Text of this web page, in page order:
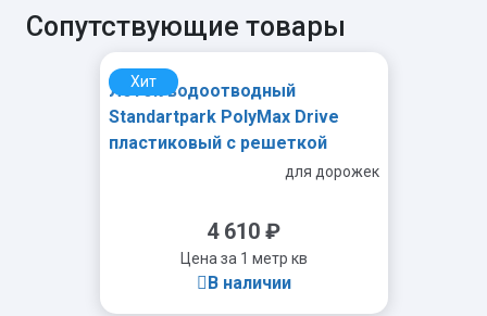
Сопутствующие товары
Хит
Лоток водоотводный
Standartpark PolyMax Drive
пластиковый с решеткой
щелевой чугунной ВЧ кл.Сдля дорожек
4 610 ₽
Цена за 1 метр кв
В наличии